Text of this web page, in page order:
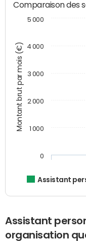
Montant brut par mois (€)
Comparaison des
Assistant
0
1 000
2 000
3 000
4 000
5 000
Assistant
organisation